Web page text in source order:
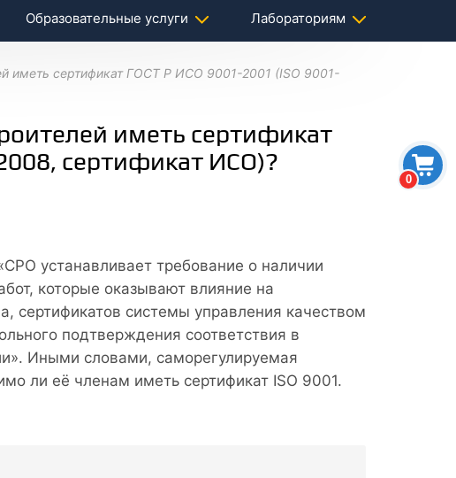
0
Образовательные услуги Лабораториям
иметь сертификат ГОСТ Р ИСО 9001-2001 (ISO 9001-
иметь сертификат
сертификат ИСО)?
устанавливает требование о наличии
которые оказывают влияние на
сертификатов системы управления качеством
подтверждения соответствия в
Иными словами, саморегулируемая
ли её членам иметь сертификат ISO 9001.